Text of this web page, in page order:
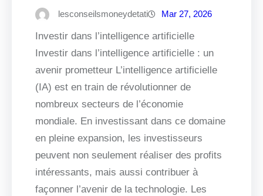
lesconseilsmoneydetati Mar 27, 2026
Investir dans l’intelligence artificielle
Investir dans l’intelligence artificielle : un
avenir prometteur L’intelligence artificielle
(IA) est en train de révolutionner de
nombreux secteurs de l’économie
mondiale. En investissant dans ce domaine
en pleine expansion, les investisseurs
peuvent non seulement réaliser des profits
intéressants, mais aussi contribuer à
façonner l’avenir de la technologie. Les